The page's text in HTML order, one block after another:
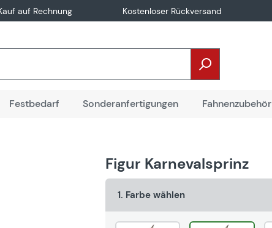
auf Rechnung Kostenloser Rückversand
Festbedarf Sonderanfertigungen Fahnenzubehör
Figur Karnevalsprinz
1. Farbe wählen